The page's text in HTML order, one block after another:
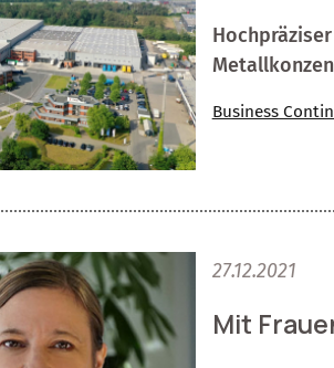
Business
27.12.2021
Mit